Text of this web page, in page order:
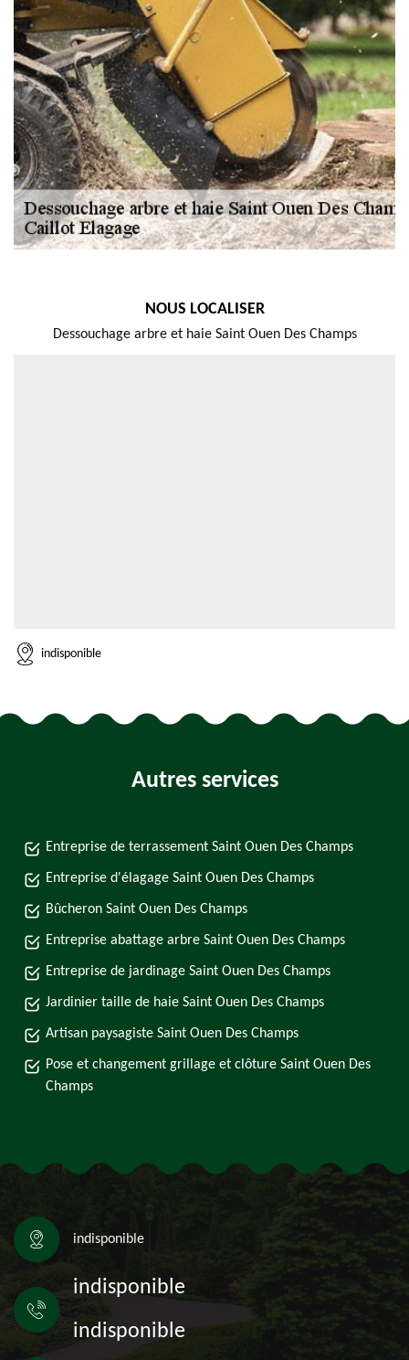
NOUS LOCALISER
Dessouchage arbre et haie Saint Ouen Des Champs
indisponible
Autres services
Entreprise de terrassement Saint Ouen Des Champs
Entreprise d'élagage Saint Ouen Des Champs
Bûcheron Saint Ouen Des Champs
Entreprise abattage arbre Saint Ouen Des Champs
Entreprise de jardinage Saint Ouen Des Champs
Jardinier taille de haie Saint Ouen Des Champs
Artisan paysagiste Saint Ouen Des Champs
Pose et changement grillage et clôture Saint Ouen Des
Champs
indisponible
indisponible
indisponible